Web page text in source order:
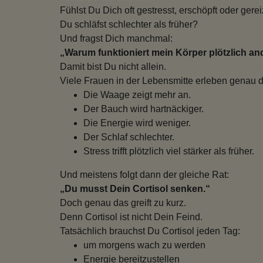
Fühlst Du Dich oft gestresst, erschöpft oder
Du schläfst schlechter als früher?
Und fragst Dich manchmal:
„Warum funktioniert mein Körper plötzlich
Damit bist Du nicht allein.
Viele Frauen in der Lebensmitte erleben genau
Die Waage zeigt mehr an.
Der Bauch wird hartnäckiger.
Die Energie wird weniger.
Der Schlaf schlechter.
Stress trifft plötzlich viel stärker als früher.
Und meistens folgt dann der gleiche Rat:
„Du musst Dein Cortisol senken.“
Doch genau das greift zu kurz.
Denn Cortisol ist nicht Dein Feind.
Tatsächlich brauchst Du Cortisol jeden Tag:
um morgens wach zu werden
Energie bereitzustellen